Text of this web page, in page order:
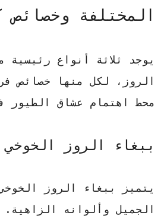
المختلفة وخصائص
يوجد ثلاثة أنواع رئيسية
الروز، لكل منها خصائص
محط اهتمام عشاق الطيور
ببغاء الروز الخوخي
يتميز ببغاء الروز
الجميل وألوانه الزاهية.